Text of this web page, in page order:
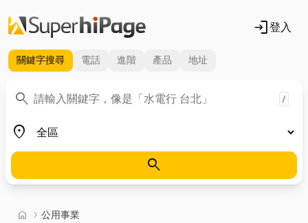
login登入
關鍵字搜尋 電話 進階 產品 地址
search
關鍵字 /
place
地區
search
home chevron_right 首頁
公用事業